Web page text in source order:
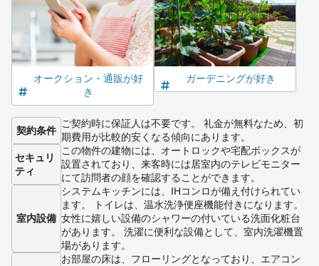
オークション・通販が好
き
ガーデニングが好き
契約条件
ご契約時に保証人は不要です。 礼金が無料なため、初
期費用が比較的安くなる傾向にあります。
セキュリ
ティ
この物件の建物には、オートロックや宅配ボックスが
設置されており、来客時には居室内のテレビモニター
にて訪問者の顔を確認することができます。
室内設備
システムキッチンには、IHコンロが備え付けられてい
ます。 トイレは、温水洗浄便座機能付きになります。
女性に嬉しい設備のシャワーの付いている洗面化粧台
があります。 洗濯に便利な設備として、室内洗濯機置
場があります。
お部屋の床は、フローリングとなっており、エアコン